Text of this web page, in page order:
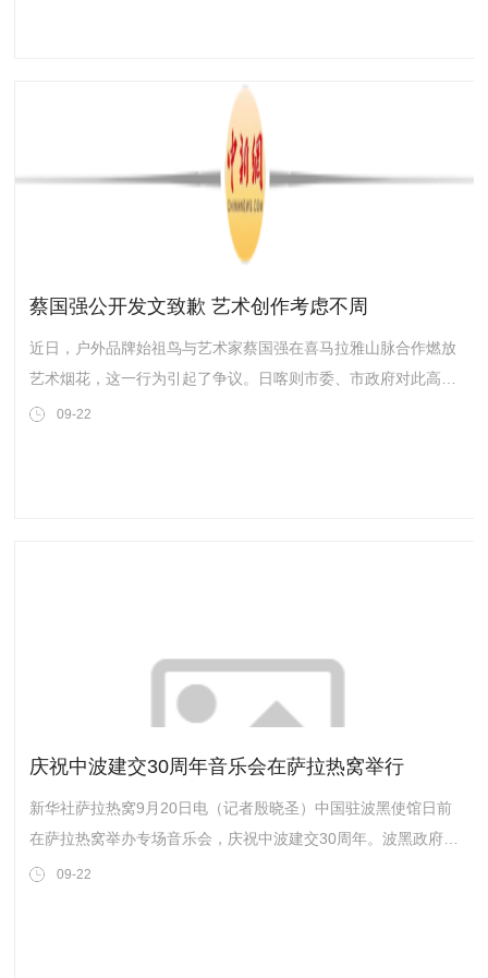
蔡国强公开发文致歉 艺术创作考虑不周
近日，户外品牌始祖鸟与艺术家蔡国强在喜马拉雅山脉合作燃放
艺术烟花，这一行为引起了争议。日喀则市委、市政府对此高度
重视，迅速成立了调查组前往现场进行核查，并表示将根据核查
09-22
庆祝中波建交30周年音乐会在萨拉热窝举行
新华社萨拉热窝9月20日电（记者殷晓圣）中国驻波黑使馆日前
在萨拉热窝举办专场音乐会，庆祝中波建交30周年。波黑政府官
员、各国使节、艺术家、高校师生和商界代表等近200人出席。
09-22